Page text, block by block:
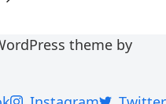
theme by